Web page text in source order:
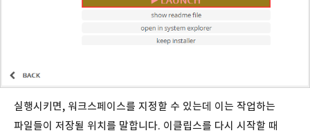
실행시키면, 워크스페이스를 지정할 수 있는데 이는 작업하는
파일들이 저장될 위치를 말합니다. 이클립스를 다시 시작할 때